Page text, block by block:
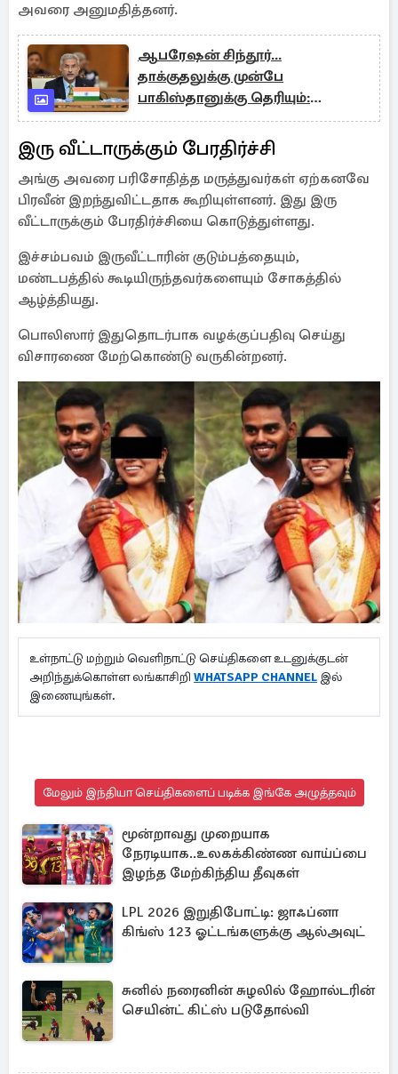
அவரை அனுமதித்தனர்.
ஆபரேஷன் சிந்தூர்...
தாக்குதலுக்கு முன்பே
பாகிஸ்தானுக்கு தெரியும்:
வெளிவிவகார அமைச்சர்
கருத்தால் குழப்பம்
இரு வீட்டாருக்கும் பேரதிர்ச்சி
அங்கு அவரை பரிசோதித்த மருத்துவர்கள் ஏற்கனவே
பிரவீன் இறந்துவிட்டதாக கூறியுள்ளனர். இது இரு
வீட்டாருக்கும் பேரதிர்ச்சியை கொடுத்துள்ளது.
இச்சம்பவம் இருவீட்டாரின் குடும்பத்தையும்,
மண்டபத்தில் கூடியிருந்தவர்களையும் சோகத்தில்
ஆழ்த்தியது.
பொலிஸார் இதுதொடர்பாக வழக்குப்பதிவு செய்து
விசாரணை மேற்கொண்டு வருகின்றனர்.
உள்நாட்டு மற்றும் வெளிநாட்டு செய்திகளை உடனுக்குடன்
அறிந்துக்கொள்ள லங்காசிறி WHATSAPP CHANNEL இல்
இணையுங்கள்.
மேலும் இந்தியா செய்திகளைப் படிக்க இங்கே அழுத்தவும்
மூன்றாவது முறையாக
நேரடியாக..உலகக்கிண்ண வாய்ப்பை
இழந்த மேற்கிந்திய தீவுகள்
LPL 2026 இறுதிபோட்டி: ஜாஃப்னா
கிங்ஸ் 123 ஓட்டங்களுக்கு ஆல்அவுட்
சுனில் நரைனின் சுழலில் ஹோல்டரின்
செயின்ட் கிட்ஸ் படுதோல்வி